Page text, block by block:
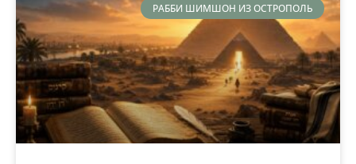
РАББИ ШИМШОН ИЗ ОСТРОПОЛЬ